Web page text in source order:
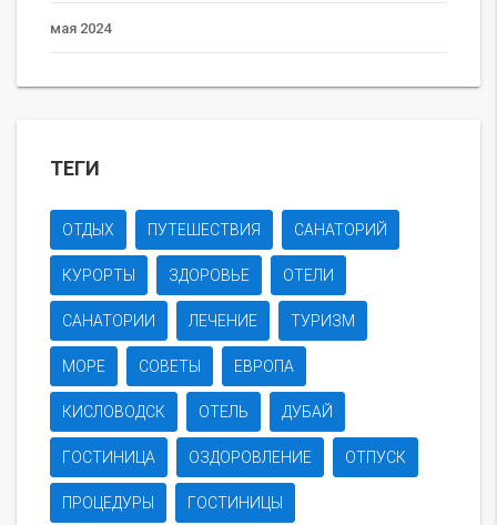
мая 2024
ТЕГИ
ОТДЫХ ПУТЕШЕСТВИЯ САНАТОРИЙ
КУРОРТЫ ЗДОРОВЬЕ ОТЕЛИ
САНАТОРИИ ЛЕЧЕНИЕ ТУРИЗМ
МОРЕ СОВЕТЫ ЕВРОПА
КИСЛОВОДСК ОТЕЛЬ ДУБАЙ
ГОСТИНИЦА ОЗДОРОВЛЕНИЕ ОТПУСК
ПРОЦЕДУРЫ ГОСТИНИЦЫ